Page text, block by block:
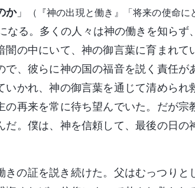
か」
（『神の出現と働き』「将来の使命に
なる。多くの人々は神の働きを知らず、
の中にいて、神の御言葉に育まれて
、彼らに神の国の福音を説く責任が
かれ、神の御言葉を通じて清められ
再来を常に待ち望んでいた。だが宗
。僕は、神を信頼して、最後の日の
の証を説き続けた。父はむっつりと